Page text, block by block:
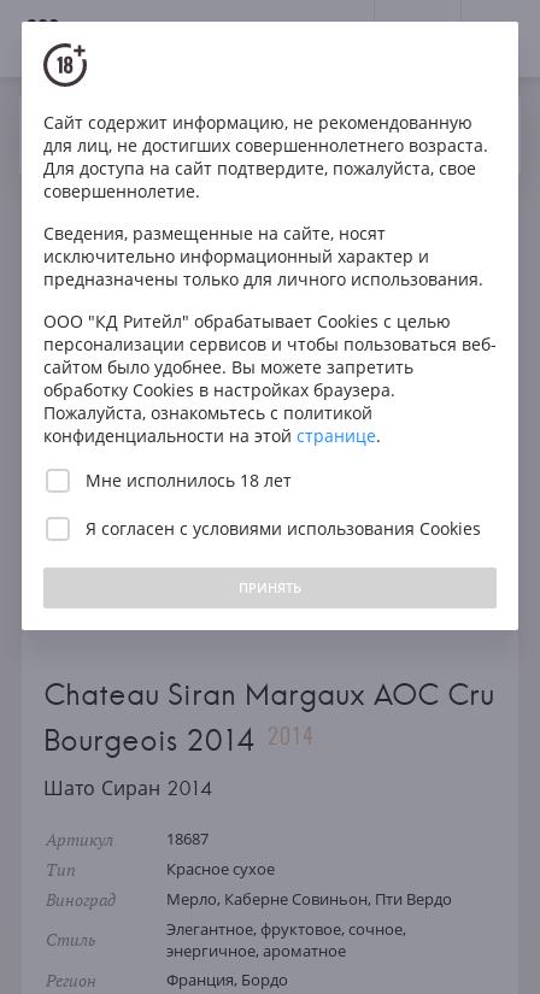
18+
Ваш город Москва ? Да
Вино Красное Сухое
Франция
Chateau Siran Margaux AOC Cru Bourgeois 2014
Chateau Siran Margaux AOC Cru
Bourgeois 2014 2014
Шато Сиран 2014
Артикул 18687
Тип Красное сухое
Виноград Мерло, Каберне Совиньон, Пти Вердо
Стиль
Элегантное, фруктовое, сочное,
энергичное, ароматное
Регион Франция, Бордо
Сайт содержит информацию, не рекомендованную
для лиц, не достигших совершеннолетнего возраста.
Для доступа на сайт подтвердите, пожалуйста, свое
совершеннолетие.
Сведения, размещенные на сайте, носят
исключительно информационный характер и
предназначены только для личного использования.
ООО "КД Ритейл" обрабатывает Cookies с целью
персонализации сервисов и чтобы пользоваться веб-
сайтом было удобнее. Вы можете запретить
обработку Cookies в настройках браузера.
Пожалуйста, ознакомьтесь с политикой
конфиденциальности на этой странице.
Мне исполнилось 18 лет
Я согласен с условиями использования Cookies
ПРИНЯТЬ